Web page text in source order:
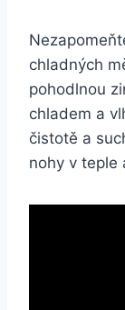
chladných
pohodlnou
chladem a
čistotě a
nohy v teple